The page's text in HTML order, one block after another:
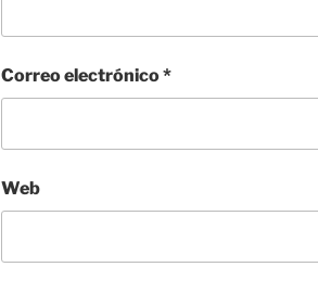
Correo electrónico*
Web